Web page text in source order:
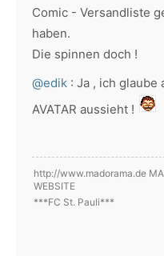
Comic - Versandliste
haben.
Die spinnen doch !
@edik : Ja , ich glaube
AVATAR aussieht !
http://www.madorama.de
WEBSITE
***FC St. Pauli***